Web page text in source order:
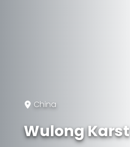
China
Wulong Karst